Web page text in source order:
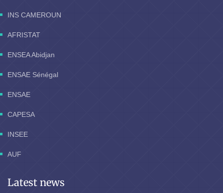
INS CAMEROUN
AFRISTAT
ENSEA Abidjan
ENSAE Sénégal
ENSAE
CAPESA
INSEE
AUF
Latest news